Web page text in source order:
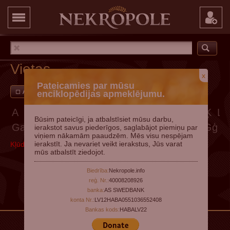
Vietas
Ar attēliem Pievienot vietu
A Ķ L
Ga
Gā Gb Gc Gč Gd Ge Gē Gf Gg Gģ
Kļūda, mēģiniet vēlāk
Pateicamies par mūsu
enciklopēdijas apmeklējumu.
Būsim pateicīgi, ja atbalstīsiet mūsu darbu,
ierakstot savus piederīgos, saglabājot piemiņu par
viņiem nākamām paaudzēm. Mēs visu nespējam
ierakstīt. Ja nevariet veikt ierakstus, Jūs varat
mūs atbalstīt ziedojot.
Biedrība: Nekropole.info
reģ. Nr.:40008208926
banka:AS SWEDBANK
konta Nr.: LV12HABA0551036552408
Bankas kods: HABALV22
x